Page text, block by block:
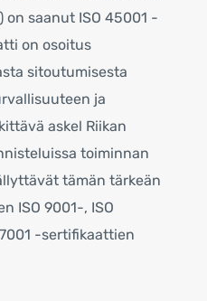
on saanut ISO 45001 -
on osoitus
sitoutumisesta
ja
askel Riikan
toiminnan
tämän tärkeän
ISO 9001-, ISO
-sertifikaattien